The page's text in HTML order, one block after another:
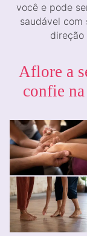
você e pode
saudável com
direção
Aflore a
confie